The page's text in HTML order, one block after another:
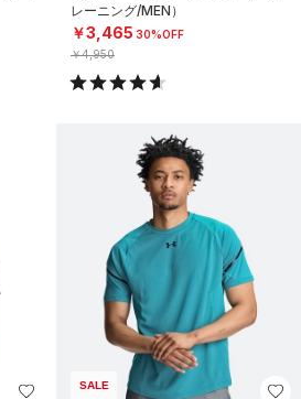
レーニング/MEN）
￥3,465 30%OFF
￥4,950
SALE